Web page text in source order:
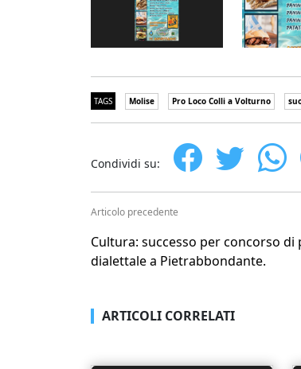
TAGS Molise Pro Loco Colli a Volturno
Condividi su:
Articolo precedente
Cultura: successo per concorso di
dialettale a Pietrabbondante.
ARTICOLI CORRELATI